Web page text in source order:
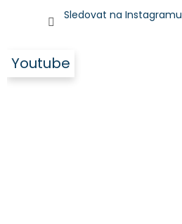
Sledovat na Instagramu
Youtube